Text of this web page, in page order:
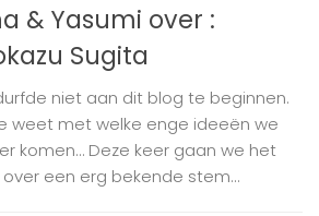
& Yasumi over :
Sugita
niet aan dit blog te beginnen.
weet met welke enge ideeën we
komen… Deze keer gaan we het
een erg bekende stem...